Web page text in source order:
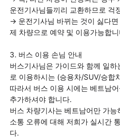
운전기사님들끼리 교환하므로 걱
→ 운전기사님 바뀌는 것이 싫다
제 차량으로 예약 및 이용가능합
3. 버스 이용 손님 안내
버스기사님은 가이드와 함께 일
로 이용하시는 (승용차/SUV/승합
따라서 버스 이용 시에는 베트남
추가하셔야 합니다.
버스 차량기사는 베트남어만 가
소통 오류에 대해 저희가 실시간
다.